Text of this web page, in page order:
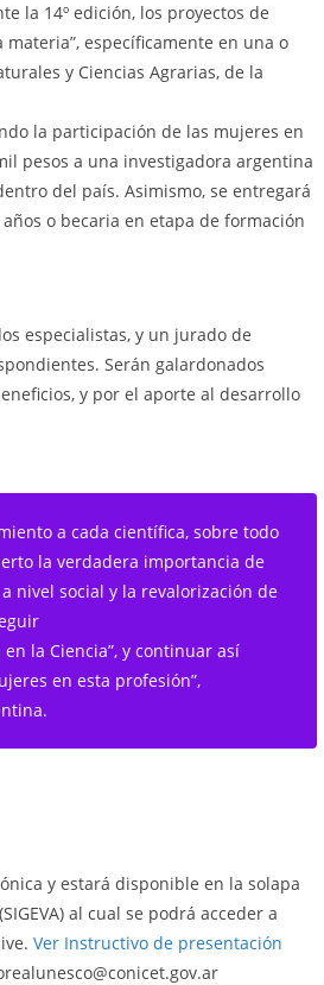
la 14º edición, los proyectos de
específicamente en una o
y Ciencias Agrarias, de la
la participación de las mujeres en
pesos a una investigadora argentina
del país. Asimismo, se entregará
o becaria en etapa de formación
especialistas, y un jurado de
Serán galardonados
y por el aporte al desarrollo
a cada científica, sobre todo
la verdadera importancia de
nivel social y la revalorización de
la Ciencia”, y continuar así
en esta profesión”,
y estará disponible en la solapa
al cual se podrá acceder a
Ver Instructivo de presentación